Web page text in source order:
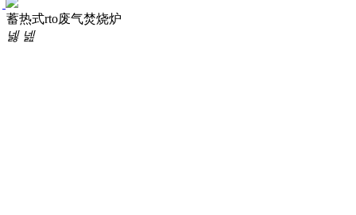
蓄热式rto废气焚烧炉
넳 넲